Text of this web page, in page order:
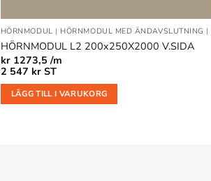
HÖRNMODUL | HÖRNMODUL MED ÄNDAVSLUTNING |
HÖRNMODUL L2 200x250X2000 V.SIDA
kr1273,5 /m
2 547 kr ST
LÄGG TILL I VARUKORG